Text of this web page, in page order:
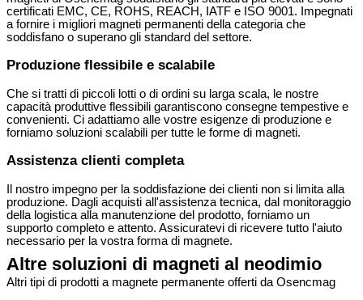
certificati EMC, CE, ROHS, REACH, IATF e ISO 9001. Impegnati
a fornire i migliori magneti permanenti della categoria che
soddisfano o superano gli standard del settore.
Produzione flessibile e scalabile
Che si tratti di piccoli lotti o di ordini su larga scala, le nostre
capacità produttive flessibili garantiscono consegne tempestive e
convenienti. Ci adattiamo alle vostre esigenze di produzione e
forniamo soluzioni scalabili per tutte le forme di magneti.
Assistenza clienti completa
Il nostro impegno per la soddisfazione dei clienti non si limita alla
produzione. Dagli acquisti all'assistenza tecnica, dal monitoraggio
della logistica alla manutenzione del prodotto, forniamo un
supporto completo e attento. Assicuratevi di ricevere tutto l'aiuto
necessario per la vostra forma di magnete.
Altre soluzioni di magneti al neodimio
Altri tipi di prodotti a magnete permanente offerti da Osencmag